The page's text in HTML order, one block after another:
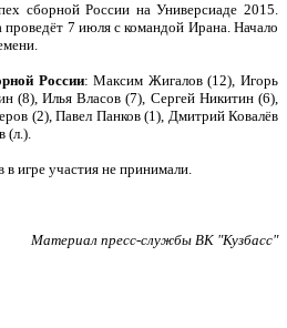
сборной России на Универсиаде 2015.
7 июля с командой Ирана. Начало
России: Максим Жигалов (12), Игорь
(8), Илья Власов (7), Сергей Никитин (6),
(2), Павел Панков (1), Дмитрий Ковалёв
(л.).
игре участия не принимали.
Материал пресс-службы ВК "Кузбасс"